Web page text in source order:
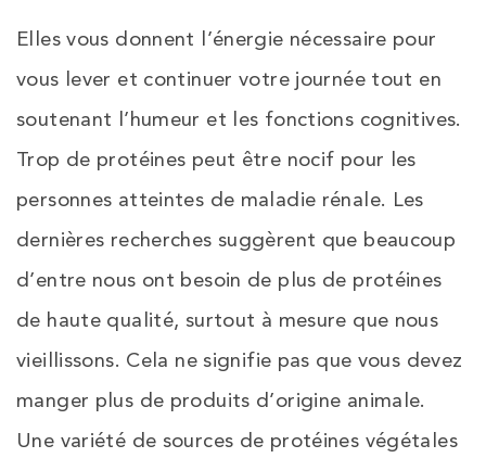
Elles vous donnent l’énergie nécessaire pour
vous lever et continuer votre journée tout en
soutenant l’humeur et les fonctions cognitives.
Trop de protéines peut être nocif pour les
personnes atteintes de maladie rénale. Les
dernières recherches suggèrent que beaucoup
d’entre nous ont besoin de plus de protéines
de haute qualité, surtout à mesure que nous
vieillissons. Cela ne signifie pas que vous devez
manger plus de produits d’origine animale.
Une variété de sources de protéines végétales